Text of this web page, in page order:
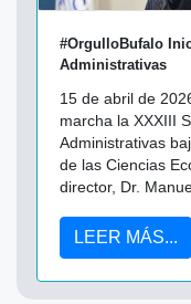
#OrgulloBufalo
Administrativas
15 de abril de
marcha la XXXIII
Administrativas
de las Ciencias
director, Dr.
LEER MÁS...